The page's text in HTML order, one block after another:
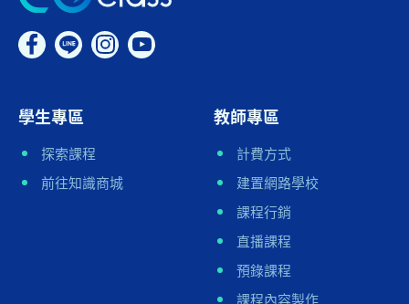
學生專區
探索課程
前往知識商城
教師專區
計費方式
建置網路學校
課程行銷
直播課程
預錄課程
課程內容製作